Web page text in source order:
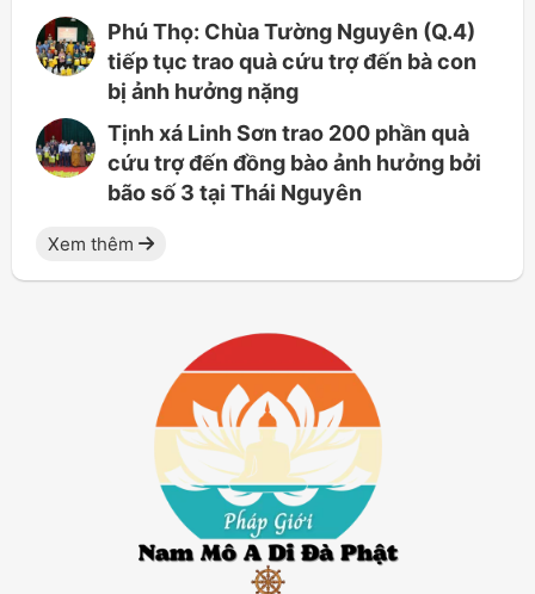
Phú Thọ: Chùa Tường Nguyên (Q.4)
tiếp tục trao quà cứu trợ đến bà con
bị ảnh hưởng nặng
Tịnh xá Linh Sơn trao 200 phần quà
cứu trợ đến đồng bào ảnh hưởng bởi
bão số 3 tại Thái Nguyên
Xem thêm